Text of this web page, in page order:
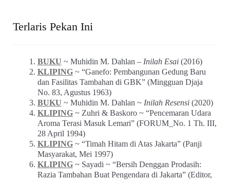
Terlaris Pekan Ini
BUKU ~ Muhidin M. Dahlan – Inilah Esai(2016)
KLIPING~ “Ganefo: Pembangunan Gedung Baru
dan Fasilitas Tambahan di GBK” (Mingguan Djaja
No. 83, Agustus 1963)
BUKU ~ Muhidin M. Dahlan ~ Inilah Resensi(2020)
KLIPING~ Zuhri & Baskoro ~ “Pencemaran Udara
Aroma Terasi Masuk Lemari” (FORUM_No. 1 Th. III,
28 April 1994)
KLIPING~ “Timah Hitam di Atas Jakarta” (Panji
Masyarakat, Mei 1997)
KLIPING~ Sayadi ~ “Bersih Denggan Prodasih:
Razia Tambahan Buat Pengendara di Jakarta” (Editor,